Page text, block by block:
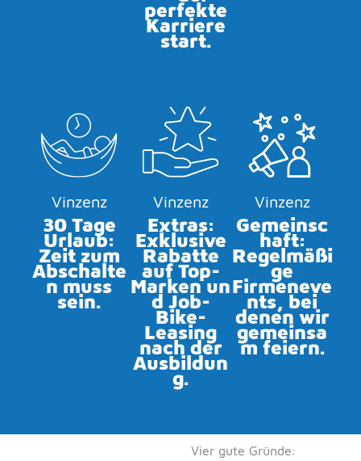
perfekte
Karriere
start.
Vinzenz
30 Tage
Urlaub:
Zeit zum
Abschalte
n muss
sein.
Vinzenz
Extras:
Exklusive
Rabatte
auf Top-
Marken un
d Job-
Bike-
Leasing
nach der
Ausbildun
g.
Vinzenz
Gemeinsc
haft:
Regelmäßi
ge
Firmeneve
nts, bei
denen wir
gemeinsa
m feiern.
Vier gute Gründe: